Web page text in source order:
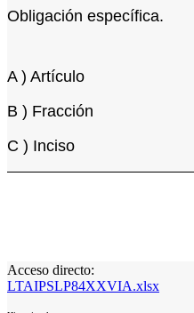
Obligación específica.
A ) Artículo
B ) Fracción
C ) Inciso
Acceso directo:
LTAIPSLP84XXVIA.xlsx